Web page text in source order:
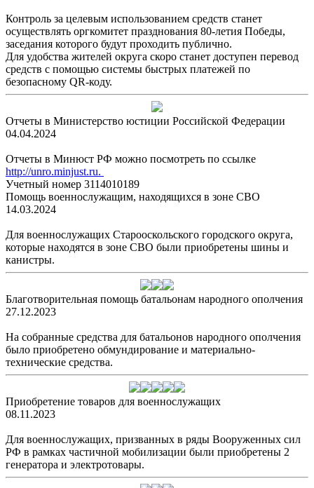
Контроль за целевым использованием средств станет
осуществлять оргкомитет празднования 80-летия Победы,
заседания которого будут проходить публично.
Для удобства жителей округа скоро станет доступен перевод
средств с помощью системы быстрых платежей по
безопасному QR-коду.
Отчеты в Министерство юстиции Российской Федерации
04.04.2024
Отчеты в Минюст РФ можно посмотреть по ссылке
http://unro.minjust.ru.
Учетный номер 3114010189
Помощь военнослужащим, находящихся в зоне СВО
14.03.2024
Для военнослужащих Старооскольского городского округа,
которые находятся в зоне СВО были приобретены шины и
канистры.
Благотворительная помощь батальонам народного ополчения
27.12.2023
На собранные средства для батальонов народного ополчения
было приобретено обмундирование и материально-
технические средства.
Приобретение товаров для военнослужащих
08.11.2023
Для военнослужащих, призванных в ряды Вооруженных сил
РФ в рамках частичной мобилизации были приобретены 2
генератора и электротовары.